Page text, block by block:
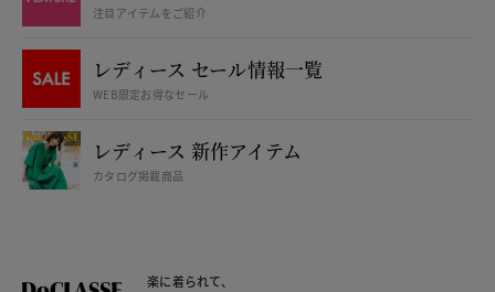
注目アイテムをご紹介
レディース セール情報一覧
WEB限定お得なセール
レディース 新作アイテム
カタログ掲載商品
楽に着られて、